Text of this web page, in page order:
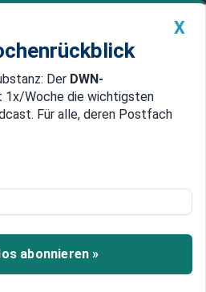
Geldanlage Premium
Magazin China
Deutschlands
Berufe
Recruiting einmal
aus Industrie,
X
Der DWN-
1x/Woche die wichtigsten
Für alle, deren Postfach
abonnieren »